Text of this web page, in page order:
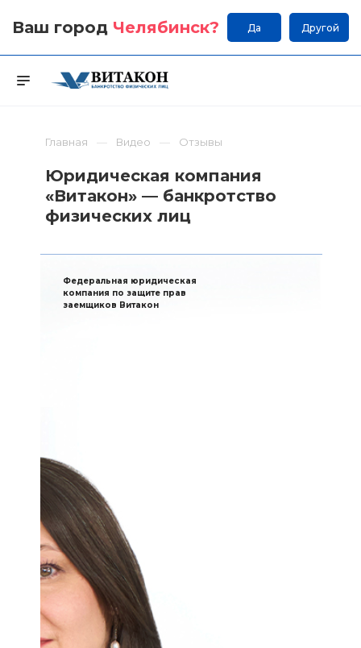
Ваш город Челябинск? Да Другой
Главная Видео Отзывы
Юридическая компания
«Витакон» — банкротство
физических лиц
Федеральная юридическая
компания по защите прав
заемщиков Витакон